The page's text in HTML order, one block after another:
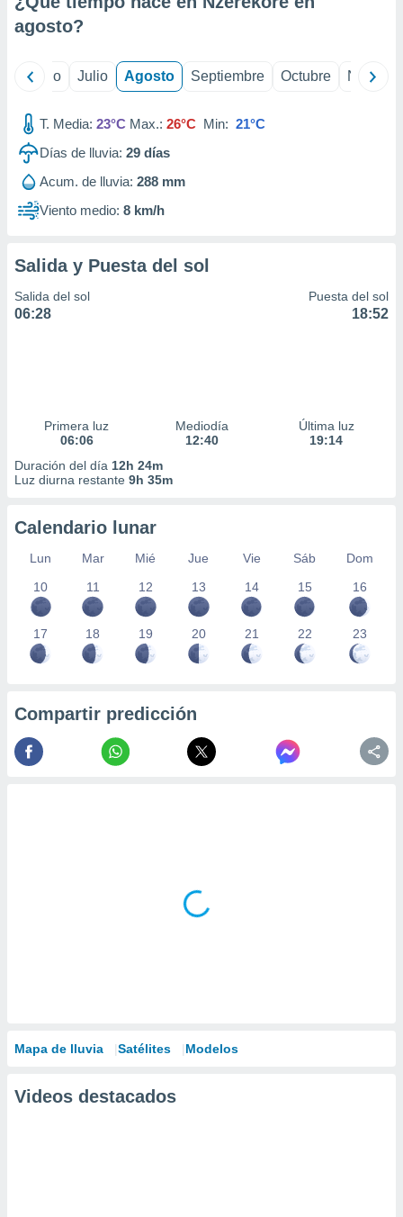
e
publicidad
publicidad
de
agosto?
Junio Julio Agosto Septiembre Octubre
T. Media: 23°C Max.: 26°C Min: 21°C
Días de lluvia: 29 días
Acum. de lluvia: 288 mm
Viento medio: 8 km/h
Salida y Puesta del sol
Salida del sol
06:28
Puesta del sol
18:52
Primera luz
06:06
Mediodía
12:40
Última luz
19:14
Duración del día 12h 24m
Luz diurna restante 9h 35m
Calendario lunar
Lun Mar Mié Jue Vie Sáb
Dom
10
11 12 13 14 15 16
17 18 19 20 21 22 23
Compartir predicción
Mapa de lluvia Satélites Modelos
Videos destacados